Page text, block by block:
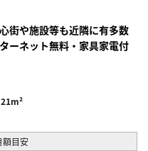
街や施設等も近隣に有多数
ーネット無料・家具家電付
21m²
額目安